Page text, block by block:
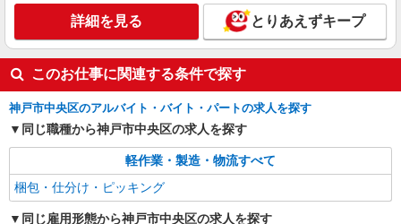
時給1,400円以上＋交通費全額支給 ※夜勤は時
給1,750円以上（深夜手当含む） ◆月収例
246,400円 （日勤シフト10時〜19時 週5日勤務の
場合） 時給1,400円×8h×22日勤務
兵庫県神戸市中央区 ★上記以外にも多数派遣
先有
キープ 詳細を見る
詳細を見る とりあえずキープ
このお仕事に関連する条件で探す
神戸市中央区のアルバイト・バイト・パートの求人を探す
同じ職種から神戸市中央区の求人を探す
軽作業・製造・物流すべて
梱包・仕分け・ピッキング
同じ雇用形態から神戸市中央区の求人を探す